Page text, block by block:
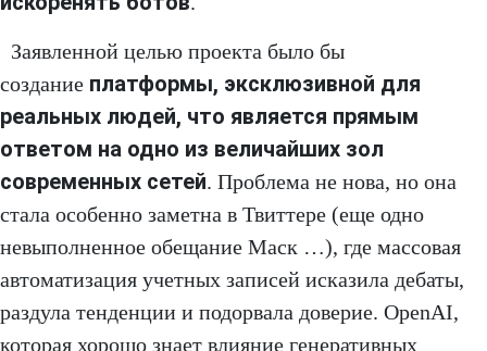
Заявленной целью проекта было бы
создание платформы, эксклюзивной для
реальных людей, что является прямым
ответом на одно из величайших зол
современных сетей. Проблема не нова, но она
стала особенно заметна в Твиттере (еще одно
невыполненное обещание Маск …), где массовая
автоматизация учетных записей исказила дебаты,
раздула тенденции и подорвала доверие. OpenAI,
которая хорошо знает влияние генеративных